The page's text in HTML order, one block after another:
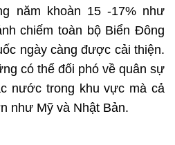
năm khoàn 15 -17% như
chiếm toàn bộ Biển Đông
ngày càng được cải thiện.
có thể đối phó về quân sự
nước trong khu vực mà cả
như Mỹ và Nhật Bản.